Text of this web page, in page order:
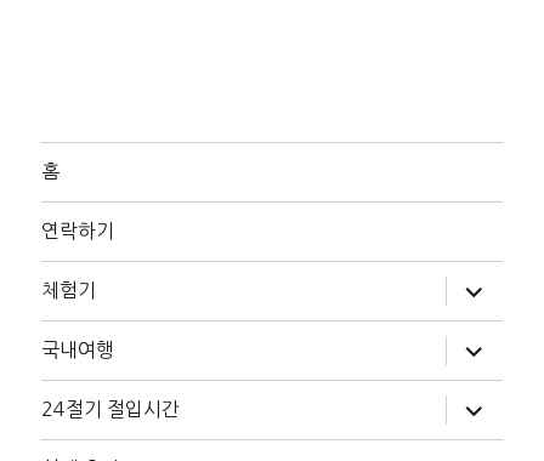
홈
연락하기
체험기
위
메
확
장
국내여행
위
메
확
장
24절기 절입시간
위
메